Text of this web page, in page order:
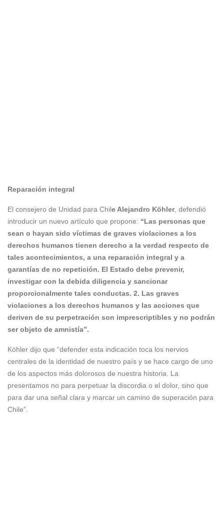
Reparación integral
El consejero de Unidad para Chile Alejandro Köhler, defendió
introducir un nuevo artículo que propone: “Las personas que
sean o hayan sido víctimas de graves violaciones a los
derechos humanos tienen derecho a la verdad respecto de
tales acontecimientos, a una reparación integral y a
garantías de no repetición. El Estado debe prevenir,
investigar con la debida diligencia y sancionar
proporcionalmente tales conductas. 2. Las graves
violaciones a los derechos humanos y las acciones que
deriven de su perpetración son imprescriptibles y no podrán
ser objeto de amnistía”.
Köhler dijo que “defender esta indicación toca los nervios
centrales de la identidad de nuestro país y se hace cargo de uno
de los aspectos más dolorosos de nuestra historia. La
presentamos no para perpetuar la discordia o el dolor, sino que
para dar una señal clara y marcar un camino de superación para
Chile”.